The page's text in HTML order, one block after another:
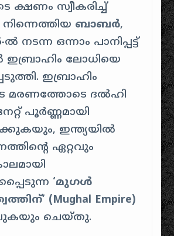
സ്വീകരിച്ച്
ബാബർ,
നടന്ന ഒന്നാം പാനിപ്പട്ട്
ഇബ്രാഹിം ലോധിയെ
ഇബ്രാഹിം
മരണത്തോടെ ദൽഹി
പൂർണ്ണമായി
ഇന്ത്യയിൽ
ഏറ്റവും
‘മുഗൾ
(Mughal Empire)
ചെയ്തു.